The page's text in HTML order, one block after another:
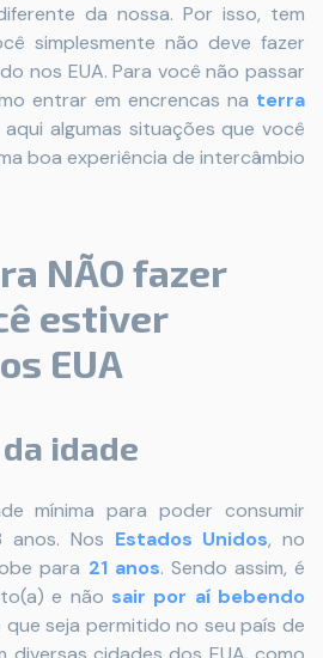
da nossa. Por isso, tem
simplesmente não deve fazer
nos EUA. Para você não passar
entrar em encrencas na terra
aqui algumas situações que você
boa experiência de intercâmbio
NÃO fazer
estiver
EUA
idade
mínima para poder consumir
anos. Nos Estados Unidos, no
para 21 anos. Sendo assim, é
e não sair por aí bebendo
seja permitido no seu país de